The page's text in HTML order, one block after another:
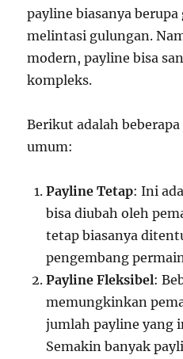
payline biasanya
melintasi gulungan.
modern, payline bisa
kompleks.
Berikut adalah
umum:
Payline Tetap: Ini
bisa diubah oleh
tetap biasanya
pengembang
Payline Fleksibel:
memungkinkan
jumlah payline yang
Semakin banyak